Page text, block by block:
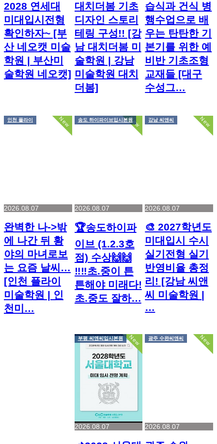
2028 연세대
미대입시전형
확인하자~ [부
산 네오캣 미술
학원 | 부산미
술학원 네오캣]
대치더봄 기초
디자인 스토리
테링 구성!! [강
남 대치더봄 미
술학원 | 강남
미술학원 대치
더봄]
습식과 건식 병
행수업으로 배
우는 탄탄한 기
본기를 위한 예
비반 기초조형
교재들 [대구
수성그…
New
인천 플라이
2026.08.07
완벽한 나->밖
에 나간 뒤 황
야의 마녀로보
는 요즘 날씨…
[인천 플라이
미술학원 | 인
천미…
New
송도 하이파이브입시본원
2026.08.07
🏆송도하이파
이브 (1.2.3호
점) 수상🙌🙌
‼️‼️초.중이 튼
튼해야 미래다!
초.중도 잘하…
New
강남 씨앤씨
2026.08.07
🎨 2027학년도
미대입시 수시
실기전형 실기
반영비율 총정
리! [강남 씨앤
씨 미술학원 |
…
New
부평 씨앤씨입시본원
2026.08.07
New
광주 수완씨앤씨
2026.08.07